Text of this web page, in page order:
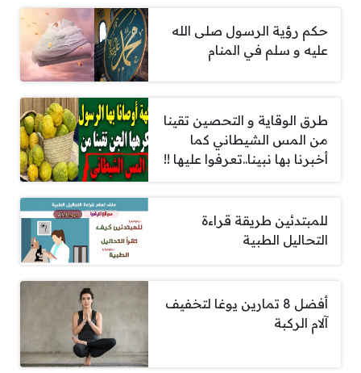
حكم رؤية الرسول صلى الله
عليه و سلم في المنام
طرق الوقاية و التحصين تقينا
من المس الشيطاني كما
أخبرنا بها نبينا..تعرفوا عليها !!
للمبتدئين طريقة قراءة
التحاليل الطبية
أفضل 8 تمارين يوغا لتخفيف
آلام الركبة